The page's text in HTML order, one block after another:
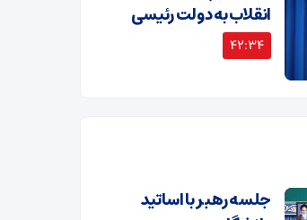
انقلاب به دولت رئیسی
42:34
جلسه رهبر با اساتید